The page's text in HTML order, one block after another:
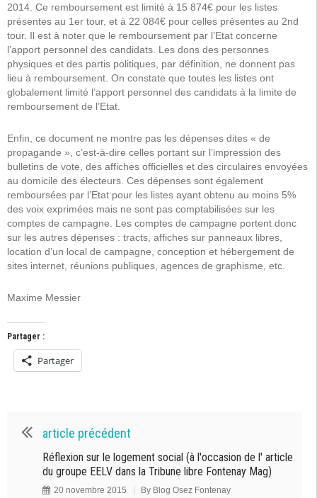
2014. Ce remboursement est limité à 15 874€ pour les listes
présentes au 1er tour, et à 22 084€ pour celles présentes au 2nd
tour. Il est à noter que le remboursement par l’Etat concerne
l’apport personnel des candidats. Les dons des personnes
physiques et des partis politiques, par définition, ne donnent pas
lieu à remboursement. On constate que toutes les listes ont
globalement limité l’apport personnel des candidats à la limite de
remboursement de l’Etat.
Enfin, ce document ne montre pas les dépenses dites « de
propagande », c’est-à-dire celles portant sur l’impression des
bulletins de vote, des affiches officielles et des circulaires envoyées
au domicile des électeurs. Ces dépenses sont également
remboursées par l’Etat pour les listes ayant obtenu au moins 5%
des voix exprimées mais ne sont pas comptabilisées sur les
comptes de campagne. Les comptes de campagne portent donc
sur les autres dépenses : tracts, affiches sur panneaux libres,
location d’un local de campagne, conception et hébergement de
sites internet, réunions publiques, agences de graphisme, etc.
Maxime Messier
Partager :
Partager
article précédent
Réflexion sur le logement social (à l'occasion de l' article
du groupe EELV dans la Tribune libre Fontenay Mag)
20 novembre 2015 By Blog Osez Fontenay